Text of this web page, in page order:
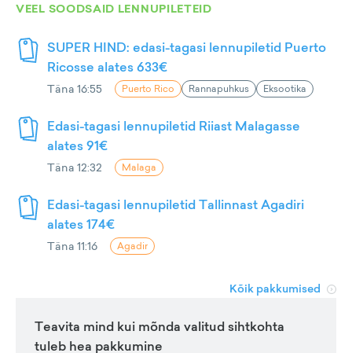
VEEL SOODSAID LENNUPILETEID
SUPER HIND: edasi-tagasi lennupiletid Puerto
Ricosse alates 633€
Täna 16:55 Puerto Rico Rannapuhkus Eksootika
Edasi-tagasi lennupiletid Riiast Malagasse
alates 91€
Täna 12:32 Malaga
Edasi-tagasi lennupiletid Tallinnast Agadiri
alates 174€
Täna 11:16 Agadir
Kõik pakkumised
Teavita mind kui mõnda valitud sihtkohta
tuleb hea pakkumine